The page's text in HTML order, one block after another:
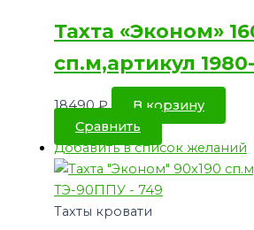
Тахта «Эконом»
сп.м,артикул
18490₽
В корзину
Сравнить
Добавить в список желаний
Тахты кровати